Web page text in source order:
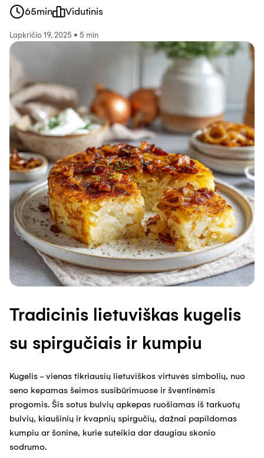
65min Vidutinis
Lapkričio 19, 2025 • 5 min
Tradicinis lietuviškas kugelis
su spirgučiais ir kumpiu
Kugelis - vienas tikriausių lietuviškos virtuvės simbolių, nuo
seno kepamas šeimos susibūrimuose ir šventinėmis
progomis. Šis sotus bulvių apkepas ruošiamas iš tarkuotų
bulvių, kiaušinių ir kvapnių spirgučių, dažnai papildomas
kumpiu ar šonine, kurie suteikia dar daugiau skonio
sodrumo.